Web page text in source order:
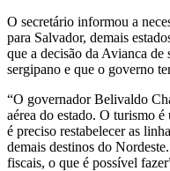
O secretário informou a
para Salvador, demais
que a decisão da Avianca
sergipano e que o governo
“O governador Belivaldo
aérea do estado. O turismo
é preciso restabelecer as
demais destinos do
fiscais, o que é possível